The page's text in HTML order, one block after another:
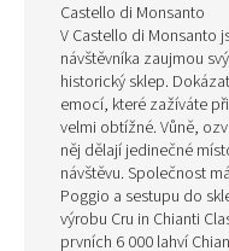
Castello di Monsanto
V Castello di Monsanto
návštěvníka zaujmou
historický sklep.
emocí, které zažíváte
velmi obtížné. Vůně,
něj dělají jedinečné
návštěvu. Společnost
Poggio a sestupu do
výrobu Cru in Chianti
prvních 6 000 lahví